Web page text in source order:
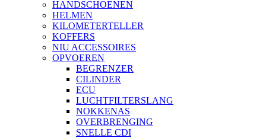
HANDSCHOENEN
HELMEN
KILOMETERTELLER
KOFFERS
NIU ACCESSOIRES
OPVOEREN
BEGRENZER
CILINDER
ECU
LUCHTFILTERSLANG
NOKKENAS
OVERBRENGING
SNELLE CDI